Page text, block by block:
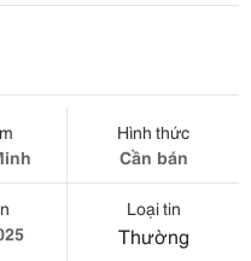
Hình thức
Cần bán
Loại tin
Thường